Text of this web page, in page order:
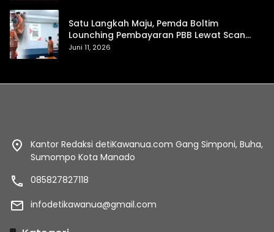
Satu Langkah Maju, Pemda Boltim
Lounching Pembayaran PBB Lewat Scan
Qris
Juni 11, 2026
Kantor Redaksi detiKawanua.com Gang Simponi, Buha,
Sumompo Kota Manado
085827827118
infodetikawanua@gmail.com